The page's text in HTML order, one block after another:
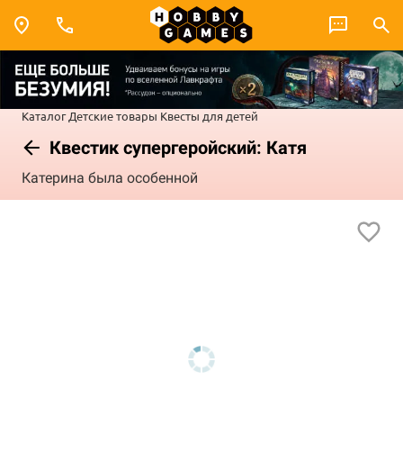
Каталог Детские товары Квесты для детей
Квестик супергеройский: Катя
Катерина была особенной